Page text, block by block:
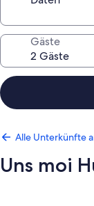
Gäste
Alle Unterkünfte
Uns moi